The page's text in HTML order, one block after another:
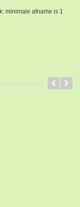
minimale afname is 1